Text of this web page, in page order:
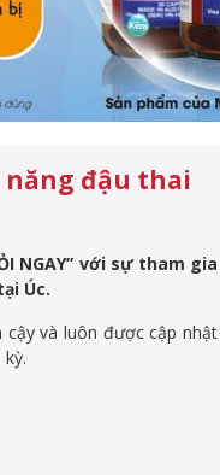
năng đậu thai
NGAY” với sự tham gia
Úc.
cậy và luôn được cập nhật